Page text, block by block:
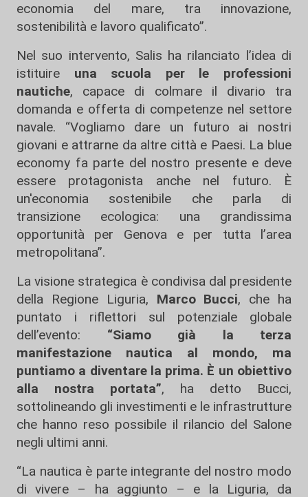
economia del mare, tra innovazione,
sostenibilità e lavoro qualificato”.
Nel suo intervento, Salis ha rilanciato l’idea di
istituire una scuola per le professioni
nautiche, capace di colmare il divario tra
domanda e offerta di competenze nel settore
navale. “Vogliamo dare un futuro ai nostri
giovani e attrarne da altre città e Paesi. La blue
economy fa parte del nostro presente e deve
essere protagonista anche nel futuro. È
un'economia sostenibile che parla di
transizione ecologica: una grandissima
opportunità per Genova e per tutta l’area
metropolitana”.
La visione strategica è condivisa dal presidente
della Regione Liguria, Marco Bucci, che ha
puntato i riflettori sul potenziale globale
dell’evento: “Siamo già la terza
manifestazione nautica al mondo, ma
puntiamo a diventare la prima. È un obiettivo
alla nostra portata”, ha detto Bucci,
sottolineando gli investimenti e le infrastrutture
che hanno reso possibile il rilancio del Salone
negli ultimi anni.
“La nautica è parte integrante del nostro modo
di vivere – ha aggiunto – e la Liguria, da